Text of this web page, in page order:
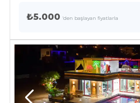
₺5.000 'den başlayan fiyatlarla